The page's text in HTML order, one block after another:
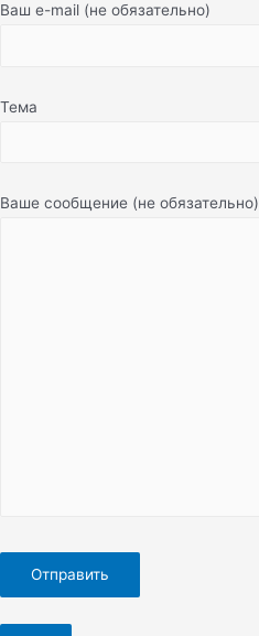
Ваш e-mail (не обязательно)
Тема
Ваше сообщение (не обязательно)